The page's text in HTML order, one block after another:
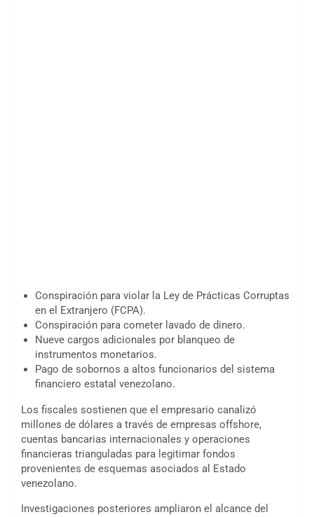
Conspiración para violar la Ley de Prácticas Corruptas
en el Extranjero (FCPA).
Conspiración para cometer lavado de dinero.
Nueve cargos adicionales por blanqueo de
instrumentos monetarios.
Pago de sobornos a altos funcionarios del sistema
financiero estatal venezolano.
Los fiscales sostienen que el empresario canalizó
millones de dólares a través de empresas offshore,
cuentas bancarias internacionales y operaciones
financieras trianguladas para legitimar fondos
provenientes de esquemas asociados al Estado
venezolano.
Investigaciones posteriores ampliaron el alcance del